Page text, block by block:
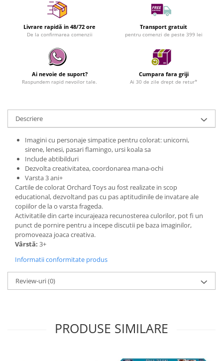
Livrare rapidă in 48/72 ore
De la confirmarea comenzii
Transport gratuit
pentru comenzi de peste 399 lei
Ai nevoie de suport?
Raspundem rapid nevoilor tale.
Cumpara fara griji
Ai 30 de zile drept de retur*
Descriere
Imagini cu personaje simpatice pentru colorat: unicorni,
sirene, lenesi, pasari flamingo, ursi koala sa
Include abtibilduri
Dezvolta creativitatea, coordonarea mana-ochi
Varsta 3 ani+
Cartile de colorat Orchard Toys au fost realizate in scop
educational, dezvoltand pas cu pas aptitudinile de invatare ale
copiilor de la o varsta frageda.
Activitatile din carte incurajeaza recunosterea culorilor, pot fi un
punct de pornire pentru a incepe discutii pe baza imaginilor,
promoveaza joaca creativa.
Vârstă: 3+
Informatii conformitate produs
Review-uri(0)
PRODUSE SIMILARE